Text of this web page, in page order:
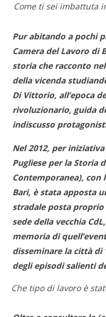
Come ti sei imbattuta
Pur abitando a pochi
Camera del Lavoro di
storia che racconto
della vicenda
Di Vittorio, all’epoca
rivoluzionario, guida
indiscusso
Nel 2012, per
Pugliese per la Storia
Contemporanea), con
Bari, è stata apposta
stradale posta
sede della vecchia
memoria di
disseminare la città di
degli episodi salienti
Che tipo di lavoro è